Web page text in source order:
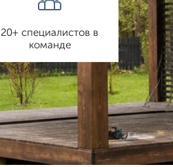
20+ специалистов в
команде